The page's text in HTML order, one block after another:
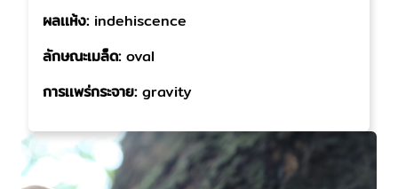
ผลเเห้ง: indehiscence
ลักษณะเมล็ด: oval
การเเพร่กระจาย: gravity